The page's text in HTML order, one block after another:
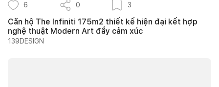
6 0 3
Căn hộ The Infiniti 175m2 thiết kế hiện đại kết hợp
nghệ thuật Modern Art đầy cảm xúc
139DESIGN